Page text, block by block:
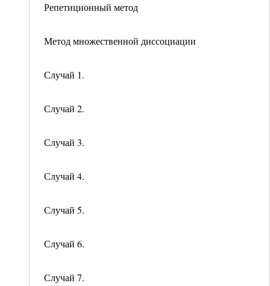
Репетиционный метод
Метод множественной диссоциации
Случай 1.
Случай 2.
Случай 3.
Случай 4.
Случай 5.
Случай 6.
Случай 7.